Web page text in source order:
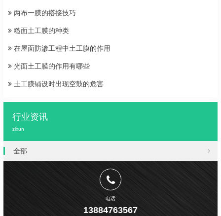
两布一膜的搭接技巧
糙面土工膜的种类
在屋面防渗工程中土工膜的作用
光面土工膜的作用有哪些
土工膜铺设时出现空鼓的危害
行业资讯
zixun
全部
电话
13884763567